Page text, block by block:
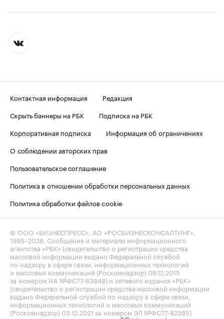
Контактная информация
Редакция
Скрыть баннеры на РБК
Подписка на РБК
Корпоративная подписка
Информация об ограничениях
О соблюдении авторских прав
Пользовательское соглашение
Политика в отношении обработки персональных данных
Политика обработки файлов cookie
© ООО «БИЗНЕСПРЕСС», АО «РОСБИЗНЕСКОНСАЛТИНГ»,
1995–2026 . Сообщения и материалы информационного
агентства «РБК» (свидетельство о регистрации средства
массовой информации выдано Федеральной службой
по надзору в сфере связи, информационных технологий
и массовых коммуникаций (Роскомнадзор) 09.12.2015
за номером ИА №ФС77-63848) и сетевого издания «РБК»
(свидетельство о регистрации средства массовой информации
выдано Федеральной службой по надзору в сфере связи,
информационных технологий и массовых коммуникаций
(Роскомнадзор) 03.12.2021 за номером ЭЛ №ФС77-82385)